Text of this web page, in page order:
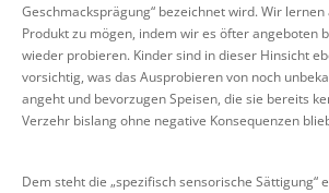
Geschmacksprägung“ bezeichnet wird. Wir
Produkt zu mögen, indem wir es öfter angeboten
wieder probieren. Kinder sind in dieser Hinsicht
vorsichtig, was das Ausprobieren von noch
angeht und bevorzugen Speisen, die sie bereits
Verzehr bislang ohne negative Konsequenzen
Dem steht die „spezifisch sensorische Sättigung“